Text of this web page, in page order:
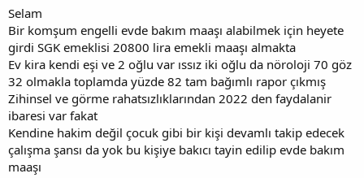
ş
a
t
a
n
r
i
h
i
Selam
Bir komşum engelli evde bakım maaşı alabilmek için heyete
girdi SGK emeklisi 20800 lira emekli maaşı almakta
Ev kira kendi eşi ve 2 oğlu var ıssız iki oğlu da nöroloji 70 göz
32 olmakla toplamda yüzde 82 tam bağımlı rapor çıkmış
Zihinsel ve görme rahatsızlıklarından 2022 den faydalanir
ibaresi var fakat
Kendine hakim değil çocuk gibi bir kişi devamlı takip edecek
çalışma şansı da yok bu kişiye bakıcı tayin edilip evde bakım
maaşı